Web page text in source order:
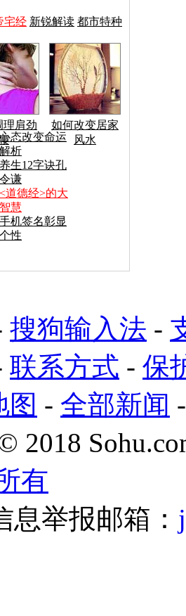
宅经 新锐解读 都市特种
理肩劲
如何改变居家
风水
心态改变命运
解析
养生12字诀孔
令谦
<道德经>的大
智慧
手机签名彰显
个性
搜狗输入法 -
联系方式 - 保
图 - 全部新闻
2018
有
举报邮箱：